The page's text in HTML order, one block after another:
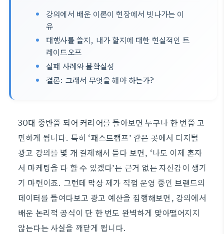
강의에서 배운 이론이 현장에서 빗나가는 이
유
대행사를 쓸지, 내가 할지에 대한 현실적인 트
레이드오프
실패 사례와 불확실성
결론: 그래서 무엇을 해야 하는가?
30대 중반쯤 되어 커리어를 돌아보면 누구나 한 번쯤 고
민하게 됩니다. 특히 ‘패스트캠프’ 같은 곳에서 디지털
광고 강의를 몇 개 결제해서 듣다 보면, ‘나도 이제 혼자
서 마케팅을 다 할 수 있겠다’는 근거 없는 자신감이 생기
기 마련이죠. 그런데 막상 제가 직접 운영 중인 브랜드의
데이터를 들여다보고 광고 예산을 집행해보면, 강의에서
배운 논리적 공식이 단 한 번도 완벽하게 맞아떨어지지
않는다는 사실을 깨닫게 됩니다.